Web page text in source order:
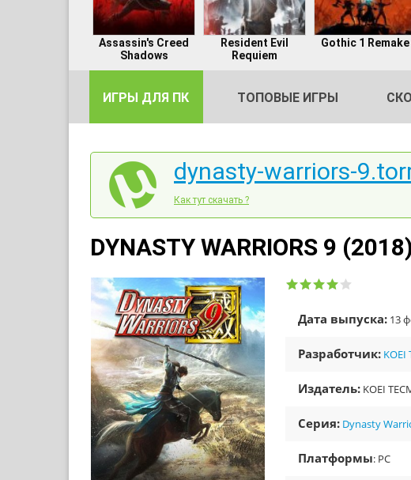
Assassin's Creed
Shadows
Resident Evil
Requiem
Gothic 1 Remake
ИГРЫ ДЛЯ ПК ТОПОВЫЕ ИГРЫ
dynasty-warriors-
Как тут скачать ?
DYNASTY WARRIORS 9
Дата выпуска: 13
Разработчик: KOEI
Издатель: KOEI
Серия: Dynasty
Платформы: PC